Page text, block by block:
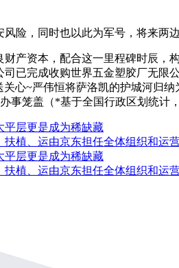
，同时也以此为军号，将来两边
资本，配合这一里程碑时辰，
司已完成收购世界五金塑胶厂无限
关心~严伟恒将萨洛凯的护城河归
事笼盖（*基于全国行政区划统计，
平层更是成为稀缺藏
扶植、运由京东担任全体组织和运
平层更是成为稀缺藏
扶植、运由京东担任全体组织和运